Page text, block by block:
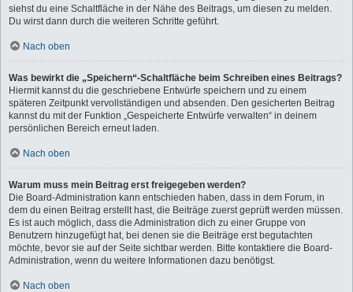
siehst du eine Schaltfläche in der Nähe des Beitrags, um diesen zu melden.
Du wirst dann durch die weiteren Schritte geführt.
Nach oben
Was bewirkt die „Speichern“-Schaltfläche beim Schreiben eines Beitrags?
Hiermit kannst du die geschriebene Entwürfe speichern und zu einem
späteren Zeitpunkt vervollständigen und absenden. Den gesicherten Beitrag
kannst du mit der Funktion „Gespeicherte Entwürfe verwalten“ in deinem
persönlichen Bereich erneut laden.
Nach oben
Warum muss mein Beitrag erst freigegeben werden?
Die Board-Administration kann entschieden haben, dass in dem Forum, in
dem du einen Beitrag erstellt hast, die Beiträge zuerst geprüft werden müssen.
Es ist auch möglich, dass die Administration dich zu einer Gruppe von
Benutzern hinzugefügt hat, bei denen sie die Beiträge erst begutachten
möchte, bevor sie auf der Seite sichtbar werden. Bitte kontaktiere die Board-
Administration, wenn du weitere Informationen dazu benötigst.
Nach oben